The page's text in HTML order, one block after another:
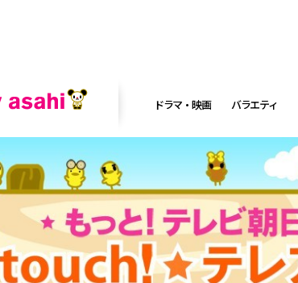
ドラマ・映画 バラエティ